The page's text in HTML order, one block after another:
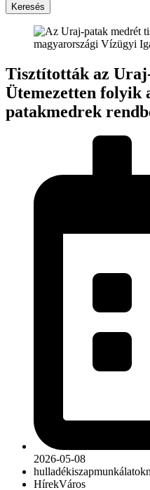
Keresés
Tisztították az
Ütemezetten folyik
patakmedrek
2026-05-08
hulladékiszapmunkálatok
HírekVáros